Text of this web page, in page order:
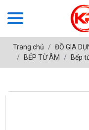
Trang chủ ĐỒ GIA
BẾP TỪ ÂM
Bếp